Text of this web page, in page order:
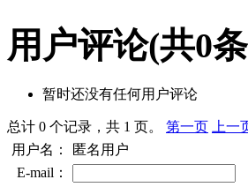
用户评论(共0
暂时还没有任何用户评论
总计 0 个记录，共 1 页。 第一页 上一
用户名：
匿名用户
E-mail：